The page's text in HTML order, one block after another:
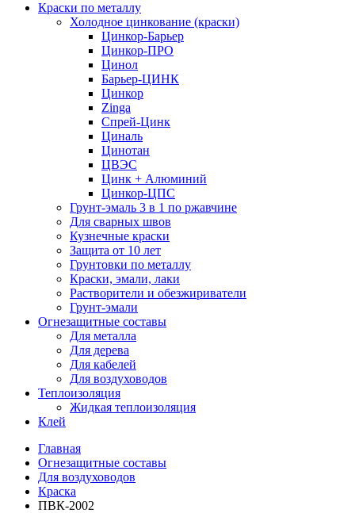
Краски по металлу
Холодное цинкование (краски)
Цинкор-Барьер
Цинкор-ПРО
Цинол
Барьер-ЦИНК
Цинкор
Zinga
Спрей-Цинк
Циналь
Цинотан
ЦВЭС
Цинк + Алюминий
Цинкор-ЦПС
Грунт-эмаль 3 в 1 по ржавчине
Для сварных швов
Кузнечные краски
Защита от 10 лет
Грунтовки по металлу
Краски, эмали, лаки
Растворители и обезжириватели
Грунт-эмали
Огнезащитные составы
Для металла
Для дерева
Для кабелей
Для воздуховодов
Теплоизоляция
Жидкая теплоизоляция
Клей
Главная
Огнезащитные составы
Для воздуховодов
Краска
ПВК-2002